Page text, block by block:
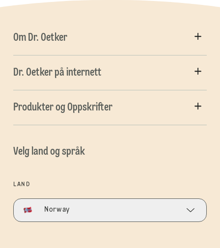
Om Dr. Oetker
Dr. Oetker på internett
Produkter og Oppskrifter
Velg land og språk
LAND
Norway